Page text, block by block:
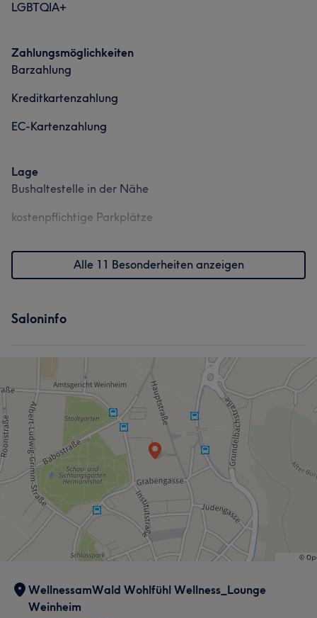
LGBTQIA+
Zahlungsmöglichkeiten
Barzahlung
Kreditkartenzahlung
EC-Kartenzahlung
Lage
Bushaltestelle in der Nähe
kostenpflichtige Parkplätze
Alle 11 Besonderheiten anzeigen
Saloninfo
WellnessamWald Wohlfühl Wellness_Lounge
Weinheim